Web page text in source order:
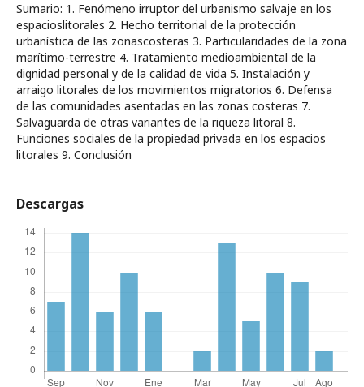
Sumario: 1. Fenómeno irruptor del urbanismo salvaje en los
espacioslitorales 2. Hecho territorial de la protección
urbanística de las zonascosteras 3. Particularidades de la zona
marítimo-terrestre 4. Tratamiento medioambiental de la
dignidad personal y de la calidad de vida 5. Instalación y
arraigo litorales de los movimientos migratorios 6. Defensa
de las comunidades asentadas en las zonas costeras 7.
Salvaguarda de otras variantes de la riqueza litoral 8.
Funciones sociales de la propiedad privada en los espacios
litorales 9. Conclusión
Descargas